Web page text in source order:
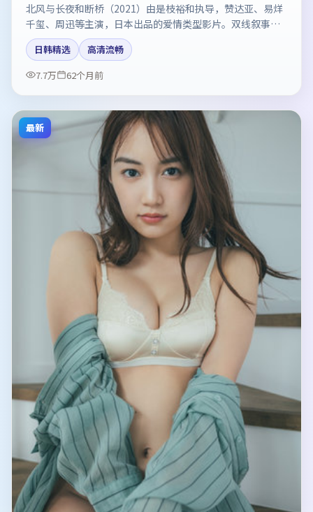
北风与长夜和断桥（2021）由是枝裕和执导，赞达亚、易烊
千玺、周迅等主演，日本出品的爱情类型影片。双线叙事把
悬念保持到最后一刻。剧情简介与主创信息可供检索参考，
上映日期以片方资料为准。
日韩精选
高清流畅
7.7万
62个月前
最新